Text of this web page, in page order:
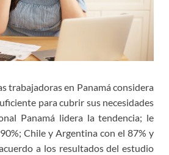
trabajadoras en Panamá considera
para cubrir sus necesidades
Panamá lidera la tendencia; le
Chile y Argentina con el 87% y
a los resultados del estudio